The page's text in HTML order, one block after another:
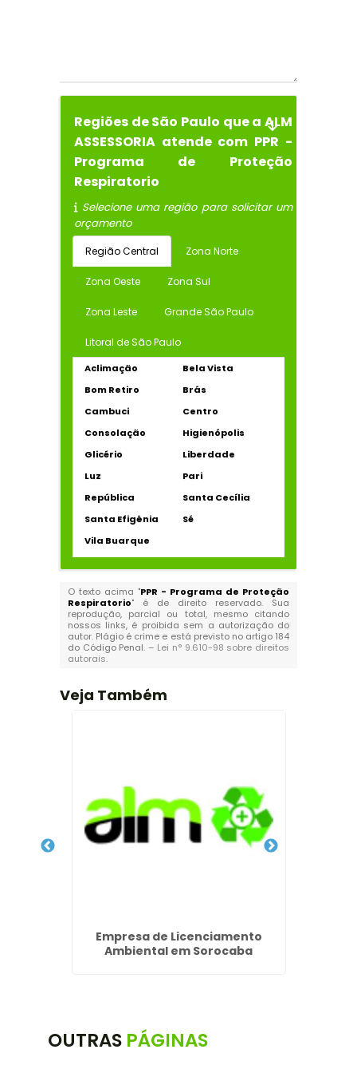
Regiões de São Paulo que a ALM
ASSESSORIA atende com PPR -
Programa de Proteção
Respiratorio
Selecione uma região para solicitar um
orçamento
Região Central Zona Norte
Zona Oeste Zona Sul
Zona Leste Grande São Paulo
Litoral de São Paulo
Aclimação
Bela Vista
Bom Retiro
Brás
Cambuci
Centro
Consolação
Higienópolis
Glicério
Liberdade
Luz
Pari
República
Santa Cecília
Santa Efigênia
Sé
Vila Buarque
O texto acima "PPR - Programa de Proteção
Respiratorio" é de direito reservado. Sua
reprodução, parcial ou total, mesmo citando
nossos links, é proibida sem a autorização do
autor. Plágio é crime e está previsto no artigo 184
do Código Penal. – Lei n° 9.610-98 sobre direitos
autorais.
Veja Também
Empresa de Licenciamento
Ambiental em Sorocaba
OUTRAS PÁGINAS